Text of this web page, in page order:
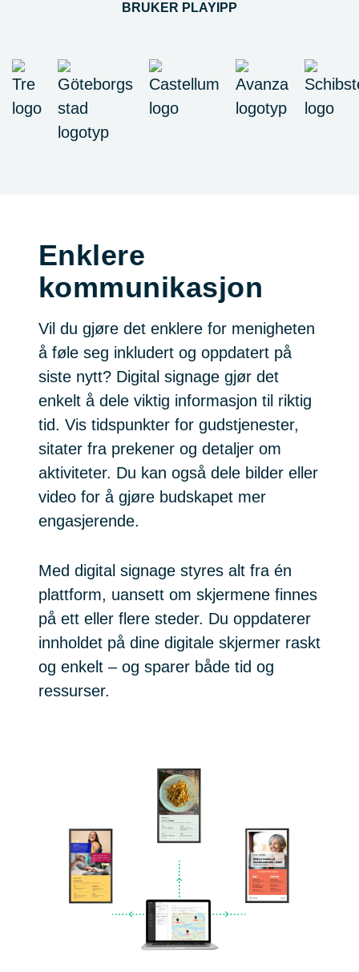
BRUKER PLAYIPP
Enklere
kommunikasjon
Vil du gjøre det enklere for menigheten
å føle seg inkludert og oppdatert på
siste nytt? Digital signage gjør det
enkelt å dele viktig informasjon til riktig
tid. Vis tidspunkter for gudstjenester,
sitater fra prekener og detaljer om
aktiviteter. Du kan også dele bilder eller
video for å gjøre budskapet mer
engasjerende.
Med digital signage styres alt fra én
plattform, uansett om skjermene finnes
på ett eller flere steder. Du oppdaterer
innholdet på dine digitale skjermer raskt
og enkelt – og sparer både tid og
ressurser.